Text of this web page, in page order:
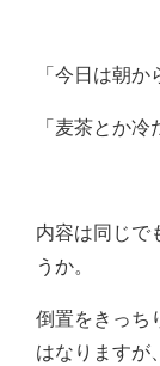
「今日は朝か
「麦茶とか
内容は同じで
うか。
倒置をきっち
はなりますが